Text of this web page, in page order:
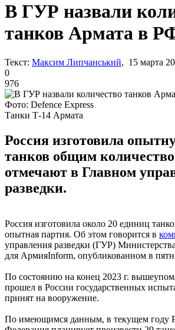
В ГУР назвали
танков Армата в
Текст: Максим Липчанський, 15 марта
0
976
Фото: Defencе Express
Танки Т-14 Армата
Россия изготовила
танков общим
отмечают в Главном
разведки.
Россия изготовила около 20 единиц
опытная партия. Об этом говорится в
управления разведки (ГУР)
для АрмияInform, опубликованном в
По состоянию на конец 2023 г.
прошел в России государственных
принят на вооружение.
По имеющимся данным, в текущем году